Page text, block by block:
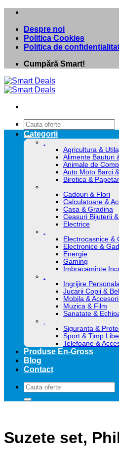
Skip
contentDespre noi
Politica Cookies
Politica de
Cumpără Smart!
Caută
după:
Categorii
.
Agricultura &
Alimente Bauturi
Animale de
Auto Moto Barci
Birotica &
.
Cadouri & Flori
Calculatoare &
Casa & Gradina
Ceasuri Bijuterii
Electrice
.
Electrocasnice &
Electronice &
Energie
Gaming
Imbracaminte
.
Ingrijire
Jucarii Copii &
Mobila &
Muzica & Film
Sanatate &
.
Siguranta &
Sport & Timp
Telefoane &
Produse En-Gross
Blog
Contact
Caută
după:
Suzete set,